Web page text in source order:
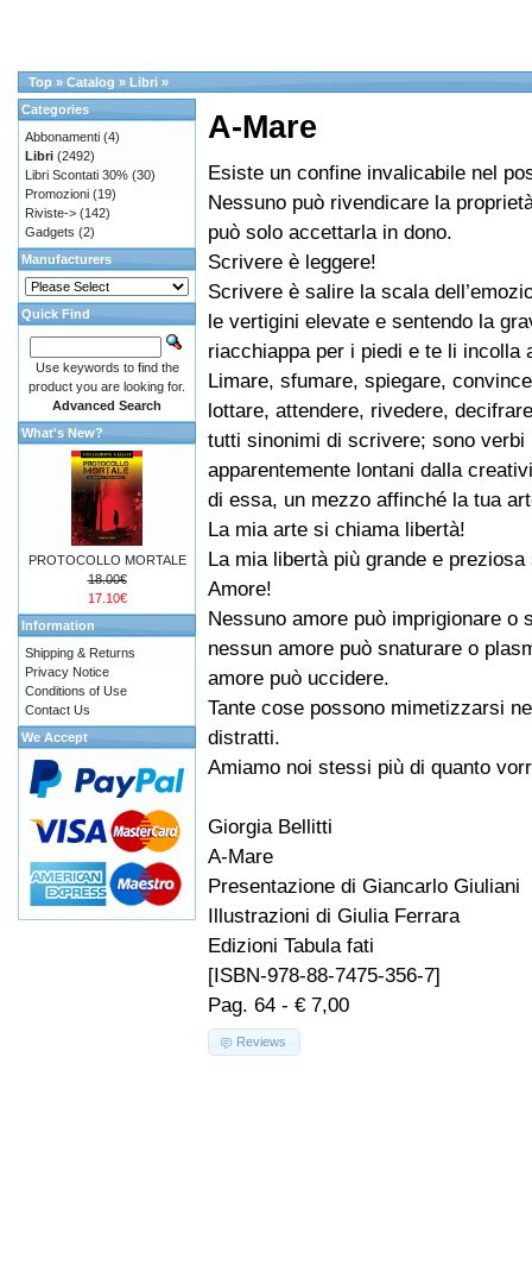
Top » Catalog » Libri »
A-Mare
Esiste un confine invalicabile nel
Nessuno può rivendicare la
può solo accettarla in dono.
Scrivere è leggere!
Scrivere è salire la scala
le vertigini elevate e sentendo la
riacchiappa per i piedi e te li incolla
Limare, sfumare, spiegare,
lottare, attendere, rivedere,
tutti sinonimi di scrivere; sono verbi
apparentemente lontani dalla
di essa, un mezzo affinché la tua
La mia arte si chiama libertà!
La mia libertà più grande e
Amore!
Nessuno amore può imprigionare o
nessun amore può snaturare o
amore può uccidere.
Tante cose possono mimetizzarsi
distratti.
Amiamo noi stessi più di quanto
Giorgia Bellitti
A-Mare
Presentazione di Giancarlo Giuliani
Illustrazioni di Giulia Ferrara
Edizioni Tabula fati
[ISBN-978-88-7475-356-7]
Pag. 64 - € 7,00
Reviews
Categories
Abbonamenti (4)
Libri (2492)
Libri Scontati 30% (30)
Promozioni (19)
Riviste-> (142)
Gadgets (2)
Manufacturers
Quick Find
Use keywords to find the
product you are looking for.
Advanced Search
What's New?
PROTOCOLLO MORTALE
18.00€
17.10€
Information
Shipping & Returns
Privacy Notice
Conditions of Use
Contact Us
We Accept